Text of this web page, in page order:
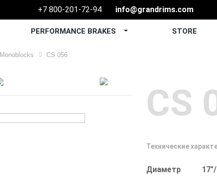
+7 800-201-72-94 info@grandrims.com
PERFORMANCE BRAKES STORE
Monoblocks CS 056
CS
Технические
Диаметр